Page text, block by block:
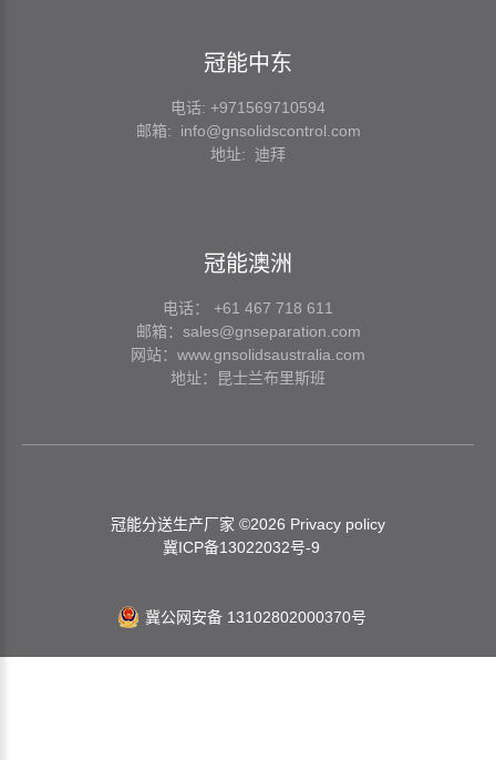
冠能中东
电话: +971569710594
邮箱: info@gnsolidscontrol.com
地址: 迪拜
冠能澳洲
电话： +61 467 718 611
邮箱： sales@gnseparation.com
网站： www.gnsolidsaustralia.com
地址：昆士兰布里斯班
冠能分送生产厂家 ©2026 Privacy policy
冀ICP备13022032号-9
冀公网安备 13102802000370号